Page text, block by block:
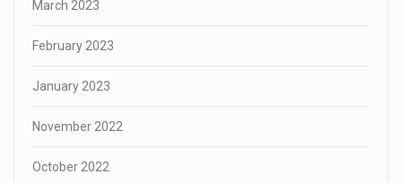
March 2023
February 2023
January 2023
November 2022
October 2022